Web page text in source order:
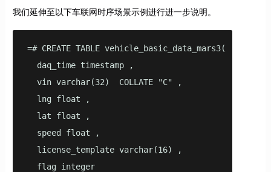
我们延伸至以下车联网时序场景示例进行进一步说明。
=# CREATE TABLE vehicle_basic_data_mars3(
  daq_time timestamp ,
  vin varchar(32)  COLLATE "C" ,
  lng float ,
  lat float ,
  speed float ,
  license_template varchar(16) ,
  flag integer